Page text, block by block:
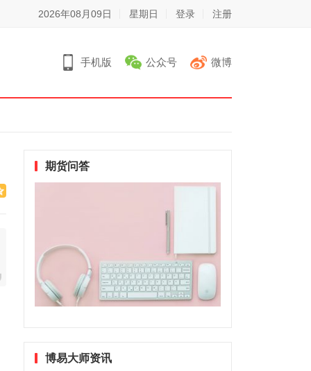
2026年08月09日 星期日 登录 注册
手机版 公众号 微博
期货问答
博易大师资讯